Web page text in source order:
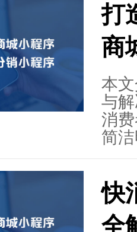
足
开
公
程
利
打
商
本
与
消
简
与
与
快
快
全